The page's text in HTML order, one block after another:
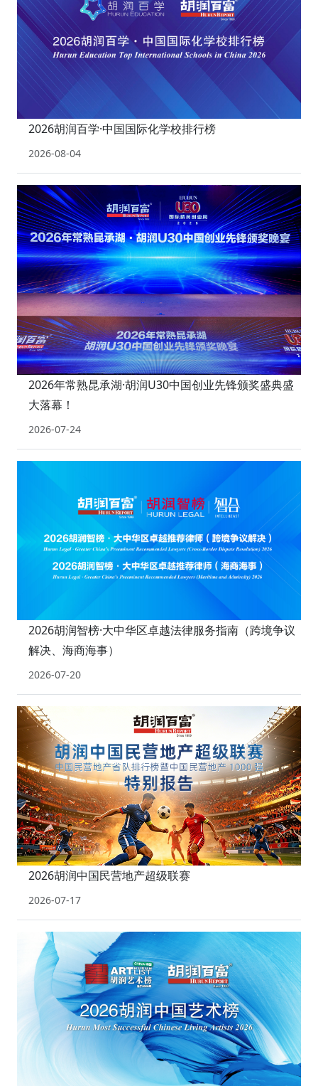
2026胡润百学·中国国际化学校排行榜
2026-08-04
2026年常熟昆承湖·胡润U30中国创业先锋颁奖盛典盛
大落幕！
2026-07-24
2026胡润智榜·大中华区卓越法律服务指南（跨境争议
解决、海商海事）
2026-07-20
2026胡润中国民营地产超级联赛
2026-07-17